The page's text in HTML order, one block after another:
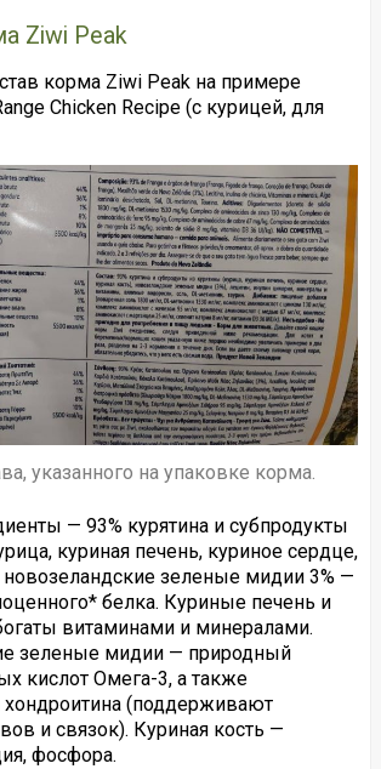
Ziwi Peak
корма Ziwi Peak на примере
Chicken Recipe (с курицей, для
указанного на упаковке корма.
— 93% курятина и субпродукты
куриная печень, куриное сердце,
новозеландские зеленые мидии 3% —
белка. Куриные печень и
витаминами и минералами.
зеленые мидии — природный
кислот Омега-3, а также
(поддерживают
и связок). Куриная кость —
фосфора.